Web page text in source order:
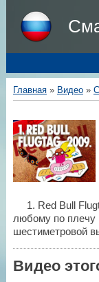
Главная» Видео»
1. Red Bull
любому по плечу
шестиметровой
Видео